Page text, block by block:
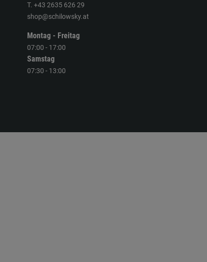
T. +43 2635 626 29
shop@schilowsky.at
Montag - Freitag
07:00 - 17:00
Samstag
07:30 - 13:00